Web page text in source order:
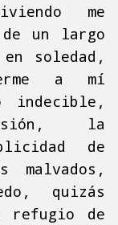
me
un largo
soledad,
a mí
indecible,
la
de
malvados,
quizás
refugio de